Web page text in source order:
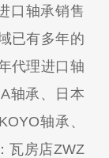
口轴承销售
已有多年的
代理进口轴
轴承、日本
轴承、
瓦房店ZWZ